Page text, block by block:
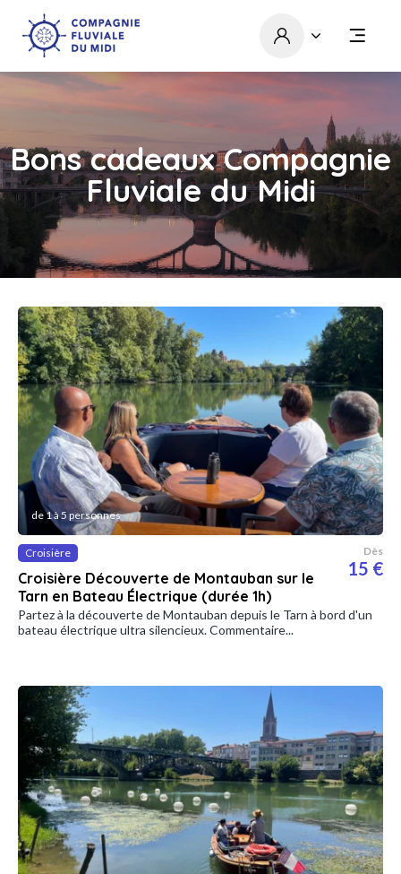
Bons cadeaux Compagnie
Fluviale du Midi
de 1 à 5 personnes
Croisière
Croisière Découverte de Montauban sur le
Tarn en Bateau Électrique (durée 1h)
Dès
15 €
Partez à la découverte de Montauban depuis le Tarn à bord d'un
bateau électrique ultra silencieux. Commentaire...